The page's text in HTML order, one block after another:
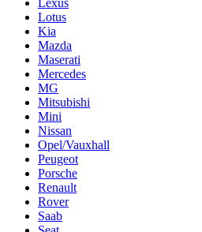
Lexus
Lotus
Kia
Mazda
Maserati
Mercedes
MG
Mitsubishi
Mini
Nissan
Opel/Vauxhall
Peugeot
Porsche
Renault
Rover
Saab